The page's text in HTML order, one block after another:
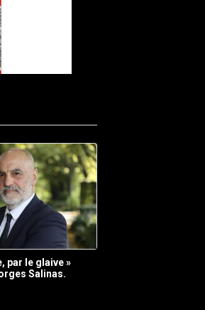
par le glaive »
Salinas.